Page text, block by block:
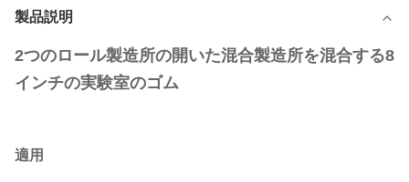
製品説明
2つのロール製造所の開いた混合製造所を混合する8
インチの実験室のゴム
適用